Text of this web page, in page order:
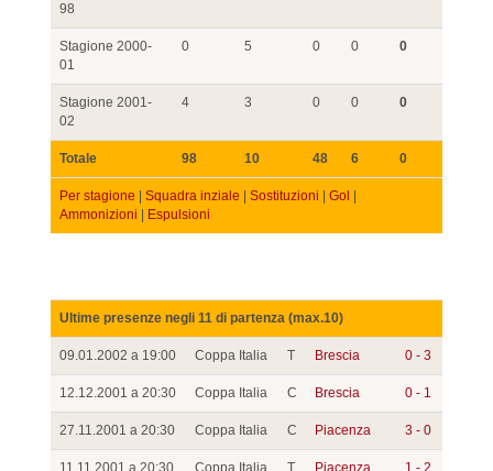
98
Stagione 2000-
01
0 5 0 0 0
Stagione 2001-
02
4 3 0 0 0
Totale 98 10 48 6 0
Per stagione Squadra inziale Sostituzioni Gol
Ammonizioni
Espulsioni
Ultime presenze negli 11 di partenza (max.10)
09.01.2002 a 19:00 Coppa Italia T Brescia 0 - 3
12.12.2001 a 20:30 Coppa Italia C Brescia 0 - 1
27.11.2001 a 20:30 Coppa Italia C Piacenza 3 - 0